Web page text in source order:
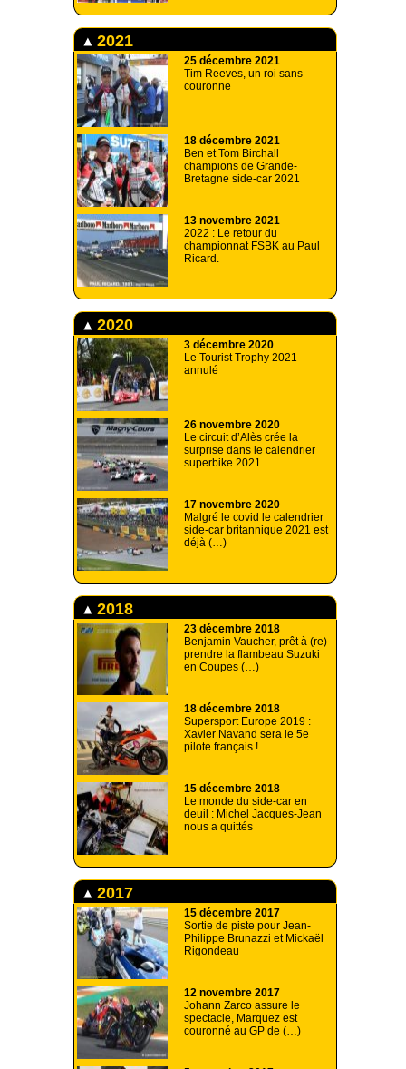
2021
25 décembre 2021
Tim Reeves, un roi sans
couronne
18 décembre 2021
Ben et Tom Birchall
champions de Grande-
Bretagne side-car 2021
13 novembre 2021
2022 : Le retour du
championnat FSBK au Paul
Ricard.
2020
3 décembre 2020
Le Tourist Trophy 2021
annulé
26 novembre 2020
Le circuit d’Alès crée la
surprise dans le calendrier
superbike 2021
17 novembre 2020
Malgré le covid le calendrier
side-car britannique 2021 est
déjà (…)
2018
23 décembre 2018
Benjamin Vaucher, prêt à (re)
prendre la flambeau Suzuki
en Coupes (…)
18 décembre 2018
Supersport Europe 2019 :
Xavier Navand sera le 5e
pilote français !
15 décembre 2018
Le monde du side-car en
deuil : Michel Jacques-Jean
nous a quittés
2017
15 décembre 2017
Sortie de piste pour Jean-
Philippe Brunazzi et Mickaël
Rigondeau
12 novembre 2017
Johann Zarco assure le
spectacle, Marquez est
couronné au GP de (…)